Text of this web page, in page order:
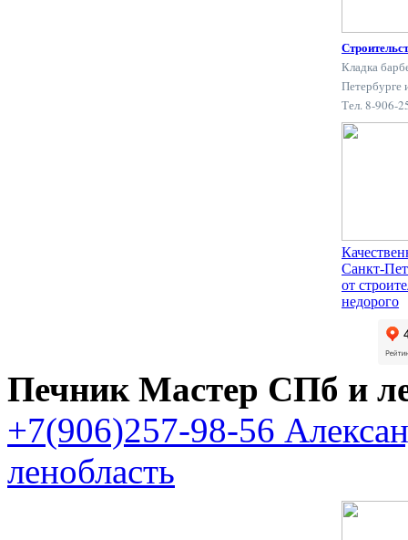
Кладка
Петербурге
Тел. 8-906-
Санкт-
от
недорого
Печник Мастер СПб и
+7(906)257-98-56
ленобласть